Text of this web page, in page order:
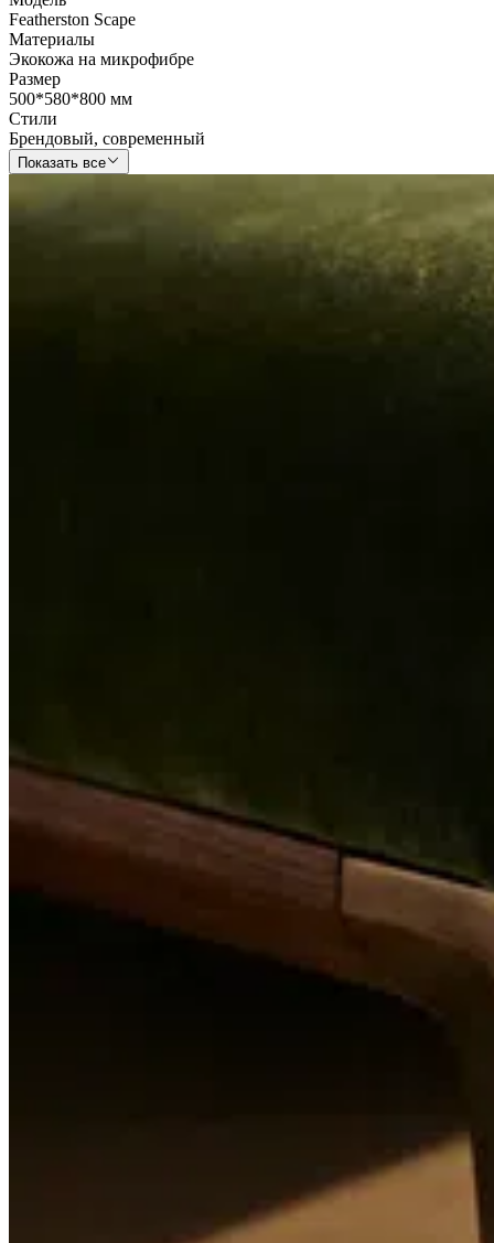
Featherston Scape
Материалы
Экокожа на микрофибре
Размер
500*580*800 мм
Стили
Брендовый, современный
Показать все